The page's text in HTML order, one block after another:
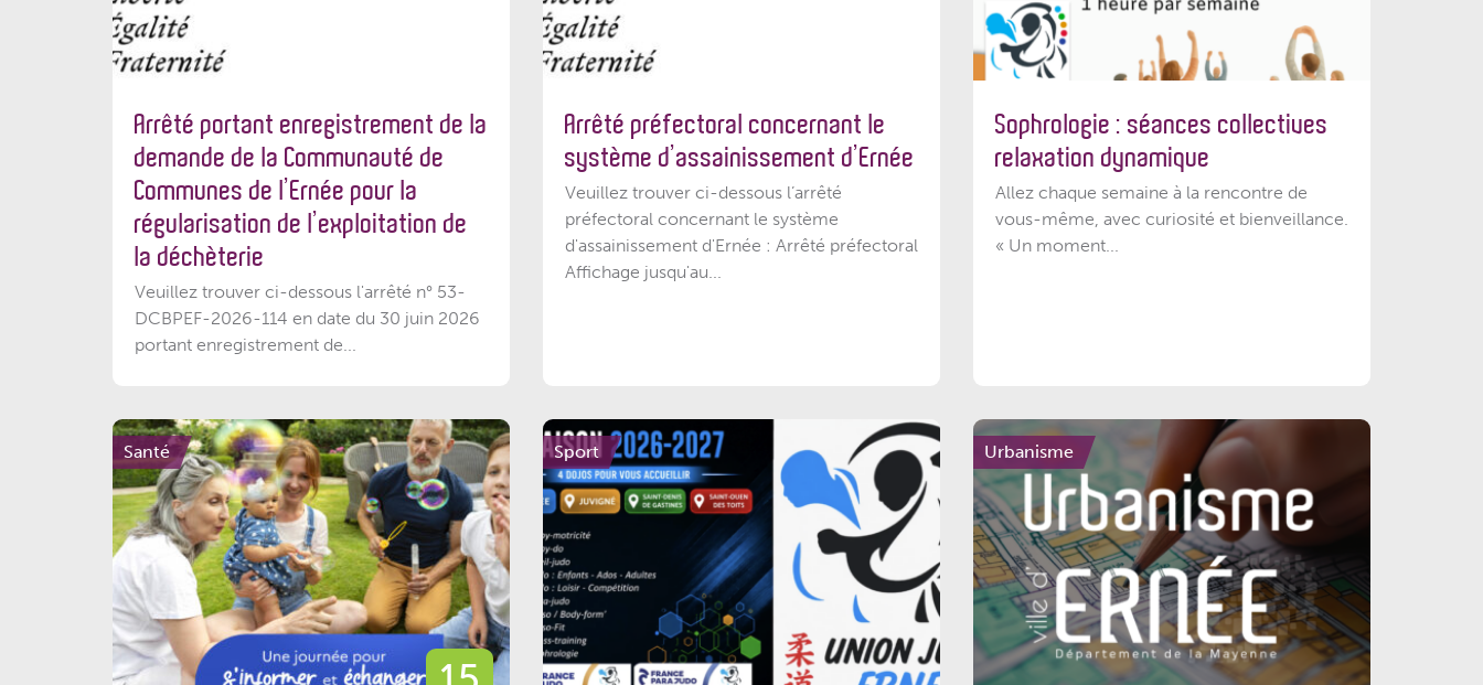
Arrêté portant enregistrement de la
demande de la Communauté de
Communes de l’Ernée pour la
régularisation de l’exploitation de
la déchèterie
Veuillez trouver ci-dessous l'arrêté n° 53-
DCBPEF-2026-114 en date du 30 juin 2026
portant enregistrement de...
Arrêté préfectoral concernant le
système d’assainissement d’Ernée
Veuillez trouver ci-dessous l’arrêté
préfectoral concernant le système
d'assainissement d'Ernée : Arrêté préfectoral
Affichage jusqu'au...
Sophrologie : séances collectives
relaxation dynamique
Allez chaque semaine à la rencontre de
vous-même, avec curiosité et bienveillance.
« Un moment...
Santé Sport Urbanisme